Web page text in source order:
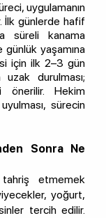
uygulamanın
İlk günlerde hafif
süreli kanama
yaşamına
için ilk 2–3 gün
durulması;
önerilir. Hekim
sürecin
Sonra Ne
tahriş etmemek
yoğurt,
tercih edilir.